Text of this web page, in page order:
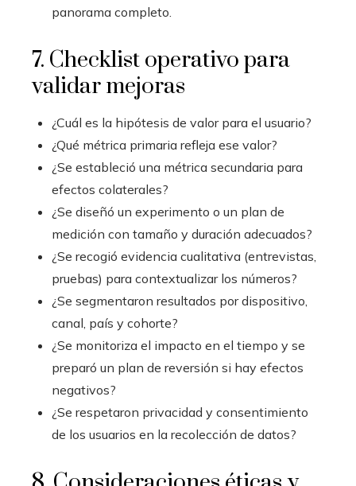
panorama completo.
7. Checklist operativo para
validar mejoras
¿Cuál es la hipótesis de valor para el usuario?
¿Qué métrica primaria refleja ese valor?
¿Se estableció una métrica secundaria para
efectos colaterales?
¿Se diseñó un experimento o un plan de
medición con tamaño y duración adecuados?
¿Se recogió evidencia cualitativa (entrevistas,
pruebas) para contextualizar los números?
¿Se segmentaron resultados por dispositivo,
canal, país y cohorte?
¿Se monitoriza el impacto en el tiempo y se
preparó un plan de reversión si hay efectos
negativos?
¿Se respetaron privacidad y consentimiento
de los usuarios en la recolección de datos?